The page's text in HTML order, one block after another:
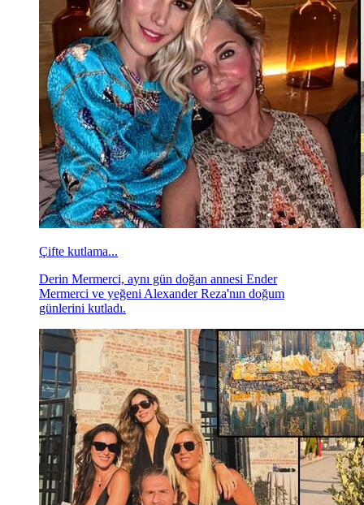
Çifte kutlama...
Derin Mermerci, aynı gün doğan annesi Ender
Mermerci ve yeğeni Alexander Reza'nın doğum
günlerini kutladı.